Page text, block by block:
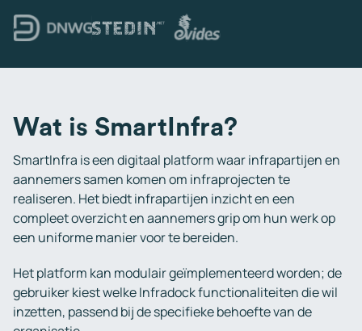
Wat is SmartInfra?
SmartInfra is een digitaal platform waar infrapartijen en
aannemers samen komen om infraprojecten te
realiseren. Het biedt infrapartijen inzicht en een
compleet overzicht en aannemers grip om hun werk op
een uniforme manier voor te bereiden.
Het platform kan modulair geïmplementeerd worden; de
gebruiker kiest welke Infradock functionaliteiten die wil
inzetten, passend bij de specifieke behoefte van de